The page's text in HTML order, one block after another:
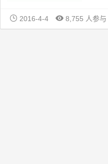
2016-4-4 8,755 人参与